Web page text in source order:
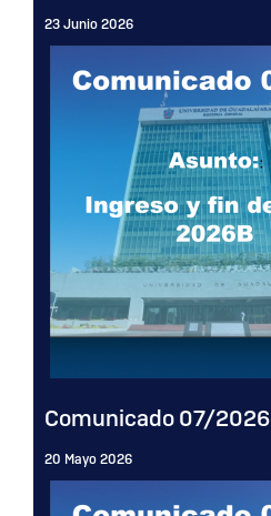
23 Junio 2026
Comunicado 07/2026
20 Mayo 2026